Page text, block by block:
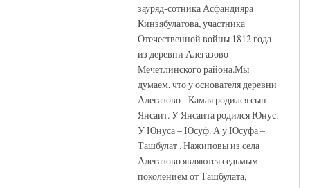
зауряд-сотника Асфандияра
Кинзябулатова, участника
Отечественной войны 1812 года
из деревни Алегазово
Мечетлинского района.Мы
думаем, что у основателя деревни
Алегазово - Камая родился сын
Янсаит. У Янсаита родился Юнус.
У Юнуса – Юсуф. А у Юсуфа –
Ташбулат . Нажиповы из села
Алегазово являются седьмым
поколением от Ташбулата,